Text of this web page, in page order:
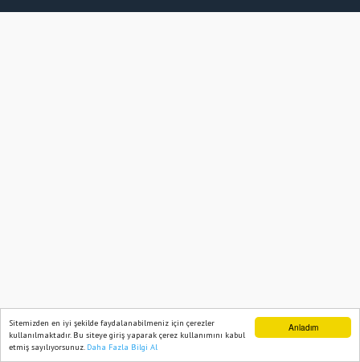
Anladım
Sitemizden en iyi şekilde faydalanabilmeniz için çerezler
kullanılmaktadır. Bu siteye giriş yaparak çerez kullanımını kabul
etmiş sayılıyorsunuz. Daha Fazla Bilgi Al
Ana Sayfa Web TV